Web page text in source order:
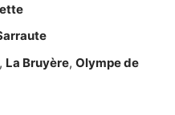
, La Bruyère, Olympe de